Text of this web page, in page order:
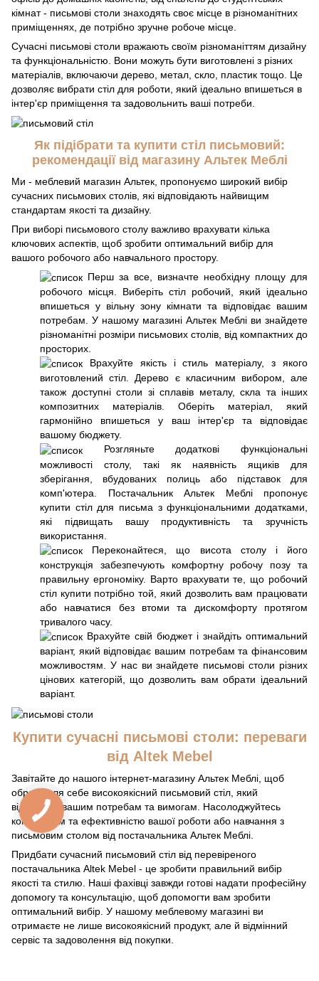
кімнат - письмові столи знаходять своє місце в різноманітних
приміщеннях, де потрібно зручне робоче місце.
Сучасні письмові столи вражають своїм різноманіттям дизайну
та функціональністю. Вони можуть бути виготовлені з різних
матеріалів, включаючи дерево, метал, скло, пластик тощо. Це
дозволяє вибрати стіл для роботи, який ідеально впишеться в
інтер'єр приміщення та задовольнить ваші потреби.
Як підібрати та купити стіл письмовий:
рекомендації від магазину Альтек Меблі
Ми - меблевий магазин Альтек, пропонуємо широкий вибір
сучасних письмових столів, які відповідають найвищим
стандартам якості та дизайну.
При виборі письмового столу важливо врахувати кілька
ключових аспектів, щоб зробити оптимальний вибір для
вашого робочого або навчального простору.
Перш за все, визначте необхідну площу для
робочого місця. Виберіть стіл робочий, який ідеально
впишеться у вільну зону кімнати та відповідає вашим
потребам. У нашому магазині Альтек Меблі ви знайдете
різноманітні розміри письмових столів, від компактних до
просторих.
Врахуйте якість і стиль матеріалу, з якого
виготовлений стіл. Дерево є класичним вибором, але
також доступні столи зі сплавів металу, скла та інших
композитних матеріалів. Оберіть матеріал, який
гармонійно впишеться у ваш інтер'єр та відповідає
вашому бюджету.
Розгляньте додаткові функціональні
можливості столу, такі як наявність ящиків для
зберігання, вбудованих полиць або підставок для
комп'ютера. Постачальник Альтек Меблі пропонує
купити стіл для письма з функціональними додатками,
які підвищать вашу продуктивність та зручність
використання.
Переконайтеся, що висота столу і його
конструкція забезпечують комфортну робочу позу та
правильну ергономіку. Варто врахувати те, що робочий
стіл купити потрібно той, який дозволить вам працювати
або навчатися без втоми та дискомфорту протягом
тривалого часу.
Врахуйте свій бюджет і знайдіть оптимальний
варіант, який відповідає вашим потребам та фінансовим
можливостям. У нас ви знайдете письмові столи різних
цінових категорій, що дозволить вам обрати ідеальний
варіант.
Купити сучасні письмові столи: переваги
від Altek Mebel
Завітайте до нашого інтернет-магазину Альтек Меблі, щоб
обрати для себе високоякісний письмовий стіл, який
відповідає вашим потребам та вимогам. Насолоджуйтесь
комфортом та ефективністю вашої роботи або навчання з
письмовим столом від постачальника Альтек Меблі.
Придбати сучасний письмовий стіл від перевіреного
постачальника Altek Mebel - це зробити правильний вибір
якості та стилю. Наші фахівці завжди готові надати професійну
допомогу та консультацію, щоб допомогти вам зробити
оптимальний вибір. У нашому меблевому магазині ви
отримаєте не лише високоякісний продукт, але й відмінний
сервіс та задоволення від покупки.